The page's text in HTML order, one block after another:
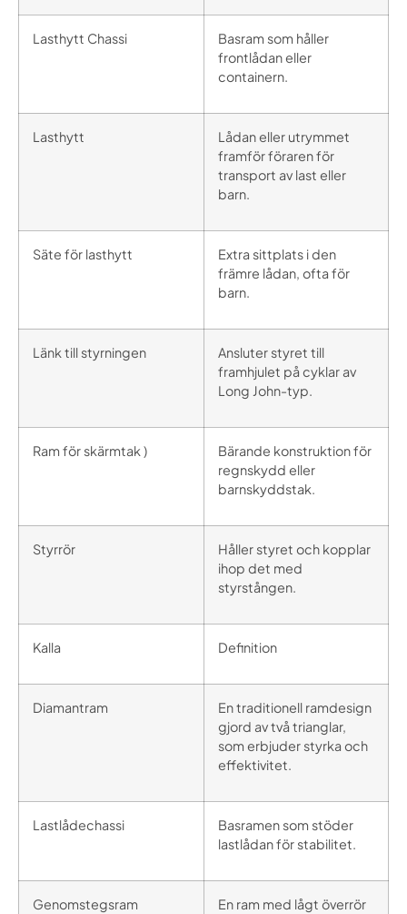
Lasthytt Chassi
Basram som håller
frontlådan eller
containern.
Lasthytt
Lådan eller utrymmet
framför föraren för
transport av last eller
barn.
Säte för lasthytt
Extra sittplats i den
främre lådan, ofta för
barn.
Länk till styrningen
Ansluter styret till
framhjulet på cyklar av
Long John-typ.
Ram för skärmtak )
Bärande konstruktion för
regnskydd eller
barnskyddstak.
Styrrör
Håller styret och kopplar
ihop det med
styrstången.
Kalla Definition
Diamantram
En traditionell ramdesign
gjord av två trianglar,
som erbjuder styrka och
effektivitet.
Lastlådechassi
Basramen som stöder
lastlådan för stabilitet.
Genomstegsram En ram med lågt överrör